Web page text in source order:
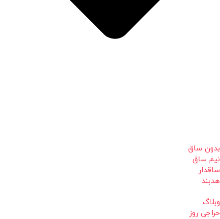
بدون ساق
نیم ساق
ساقدار
هدبند
وبلاگ
حراجی روز